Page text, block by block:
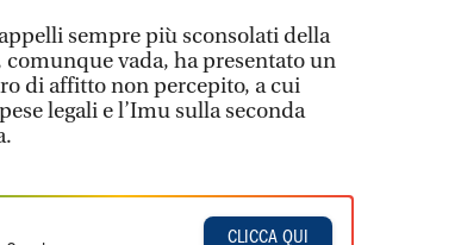
sempre più sconsolati della
comunque vada, ha presentato un
di affitto non percepito, a cui
legali e l’Imu sulla seconda
CLICCA QUI